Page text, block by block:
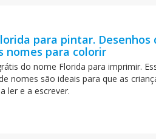
para pintar. Desenhos
nomes para colorir
do nome Florida para imprimir.
nomes são ideais para que as
ler e a escrever.